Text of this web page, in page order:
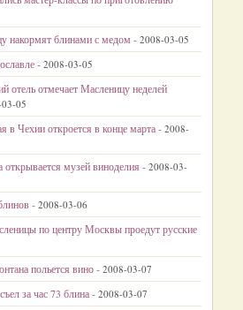
накормят блинами с медом - 2008-03-05
- 2008-03-05
отель отмечает Масленицу неделей
05
в Чехии откроется в конце марта - 2008-
музей виноделия - 2008-03-
- 2008-03-06
по центру Москвы проедут русские
польется вино - 2008-03-07
за час 73 блина - 2008-03-07